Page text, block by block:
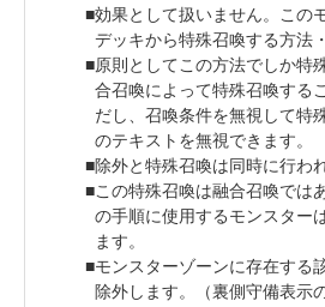
効果として扱いません。この
デッキから特殊召喚する方法
原則としてこの方法でしか特
合召喚によって特殊召喚する
だし、召喚条件を無視して特
のテキストを無視できます。
除外と特殊召喚は同時に行わ
この特殊召喚は融合召喚では
の手順に使用するモンスター
ます。
モンスターゾーンに存在する
除外します。（裏側守備表示